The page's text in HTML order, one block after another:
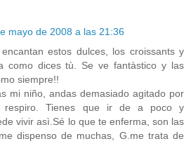
mayo de 2008 a las 21:36
estos dulces, los croissants y
como dices tù. Se ve fantàstico y las
siempre!!
mi niño, andas demasiado agitado por
Tienes que ir de a poco y
vivir asì.Sé lo que te enferma, son las
dispenso de muchas, G.me trata de